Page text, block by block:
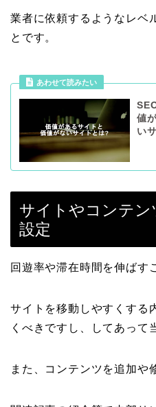
業者に依頼するようなレベ
とです。
あわせて読みたい
値
い
サイトやコンテ
設定
回遊率や滞在時間を伸ばす
サイトを移動しやすくする
くべきですし、してあって
また、コンテンツを追加や